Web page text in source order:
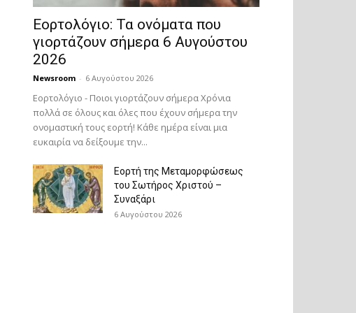
Εορτολόγιο: Τα ονόματα που
γιορτάζουν σήμερα 6 Αυγούστου
2026
Newsroom - 6 Αυγούστου 2026
Εορτολόγιο - Ποιοι γιορτάζουν σήμερα Χρόνια
πολλά σε όλους και όλες που έχουν σήμερα την
ονομαστική τους εορτή! Κάθε ημέρα είναι μια
ευκαιρία να δείξουμε την...
Εορτή της Μεταμορφώσεως
του Σωτήρος Χριστού –
Συναξάρι
6 Αυγούστου 2026